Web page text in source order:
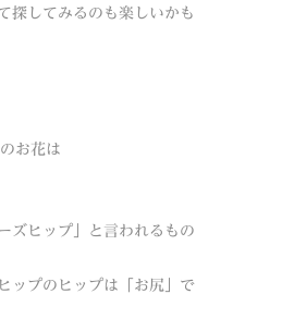
探してみるのも楽しいかも
お花は
ヒップ」と言われるもの
プのヒップは「お尻」で